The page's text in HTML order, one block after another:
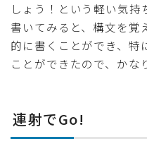
しょう！という軽い気
書いてみると、構文を覚
的に書くことができ、特
ことができたので、かな
連射でGo!